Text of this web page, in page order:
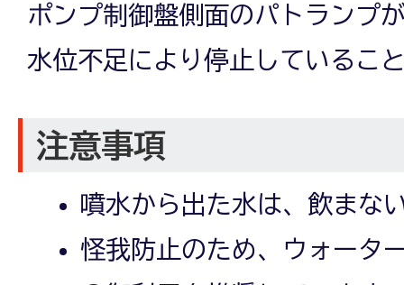
ポンプ制御盤側面のパトランプ
水位不足により停止しているこ
注意事項
噴水から出た水は、飲まな
怪我防止のため、ウォータ